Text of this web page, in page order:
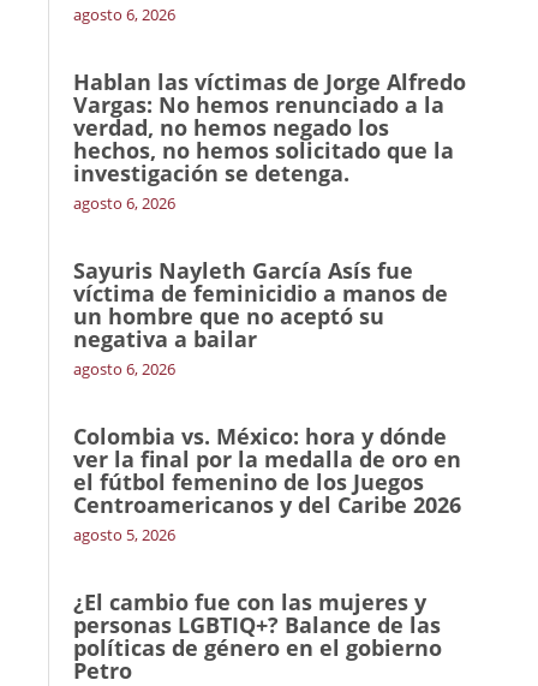
agosto 6, 2026
Hablan las víctimas de Jorge Alfredo
Vargas: No hemos renunciado a la
verdad, no hemos negado los
hechos, no hemos solicitado que la
investigación se detenga.
agosto 6, 2026
Sayuris Nayleth García Asís fue
víctima de feminicidio a manos de
un hombre que no aceptó su
negativa a bailar
agosto 6, 2026
Colombia vs. México: hora y dónde
ver la final por la medalla de oro en
el fútbol femenino de los Juegos
Centroamericanos y del Caribe 2026
agosto 5, 2026
¿El cambio fue con las mujeres y
personas LGBTIQ+? Balance de las
políticas de género en el gobierno
Petro